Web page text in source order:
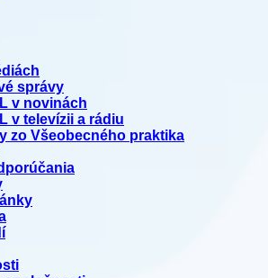
správy
v novinách
v televízii a rádiu
zo Všeobecného praktika